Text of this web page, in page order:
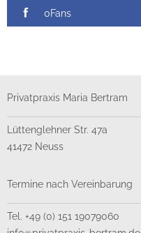
0Fans
Privatpraxis Maria Bertram
Lüttenglehner Str. 47a
41472 Neuss
Termine nach Vereinbarung
Tel. +49 (0) 151 19079060